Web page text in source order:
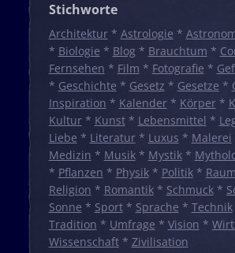
Stichworte
Architektur* Astrologie *
* Biologie * Blog* Brauchtum *
Fernsehen * Film * Fotografie *
* Geschichte * Gesetz * Gesetze *
Inspiration * Kalender* Körper*
Kultur* Kunst* Lebensmittel *
Liebe * Literatur* Luxus * Malerei
Medizin * Musik* Mystik*
* Pflanzen * Physik* Politik*
Religion * Romantik* Schmuck*
Sonne * Sport* Sprache * Technik
Tradition * Umfrage * Vision *
Wissenschaft* Zivilisation